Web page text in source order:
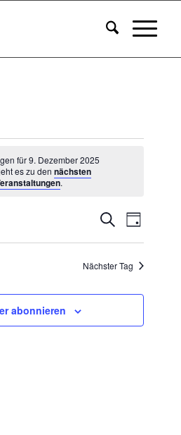
für 9. Dezember 2025
es zu den nächsten
.
Suche
und
SucheTag
Nächster Tag
abonnieren